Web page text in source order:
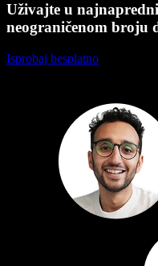
Uživajte u
neograničenom broju
Isprobaj besplatno